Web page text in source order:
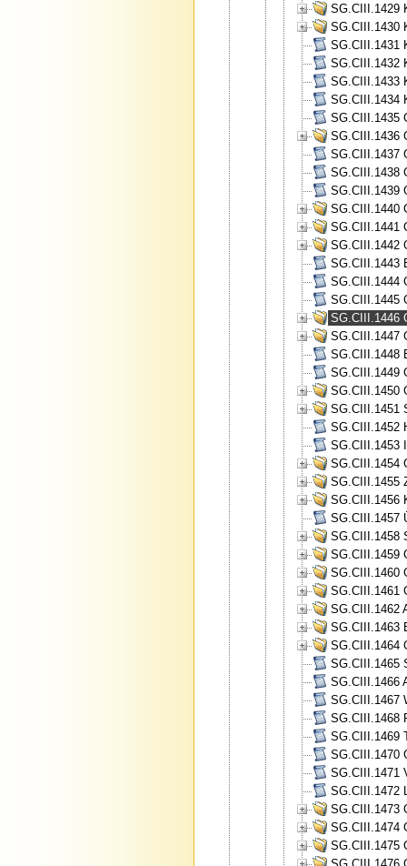
SG.CIII.1429
SG.CIII.1430
SG.CIII.1431
SG.CIII.1432
SG.CIII.1433
SG.CIII.1434
SG.CIII.1435
SG.CIII.1436
SG.CIII.1437
SG.CIII.1438
SG.CIII.1439
SG.CIII.1440
SG.CIII.1441
SG.CIII.1442
SG.CIII.1443
SG.CIII.1444
SG.CIII.1445
SG.CIII.1446
SG.CIII.1447
SG.CIII.1448
SG.CIII.1449
SG.CIII.1450
SG.CIII.1451
SG.CIII.1452
SG.CIII.1453
SG.CIII.1454
SG.CIII.1455
SG.CIII.1456
SG.CIII.1457
SG.CIII.1458
SG.CIII.1459
SG.CIII.1460
SG.CIII.1461
SG.CIII.1462
SG.CIII.1463
SG.CIII.1464
SG.CIII.1465
SG.CIII.1466
SG.CIII.1467
SG.CIII.1468
SG.CIII.1469
SG.CIII.1470
SG.CIII.1471
SG.CIII.1472
SG.CIII.1473
SG.CIII.1474
SG.CIII.1475
SG.CIII.1476